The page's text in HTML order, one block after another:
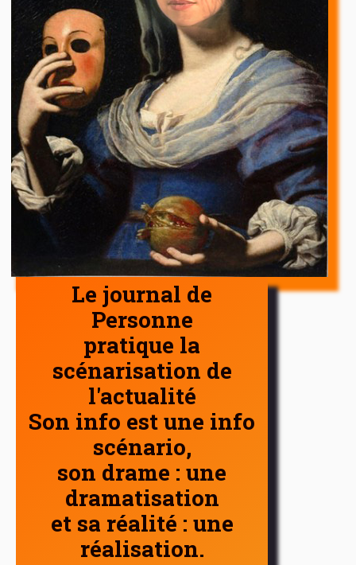
Le journal de
Personne
pratique la
scénarisation de
l'actualité
Son info est une info
scénario,
son drame : une
dramatisation
et sa réalité : une
réalisation.